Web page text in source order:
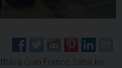
Gian Franco Saba ha